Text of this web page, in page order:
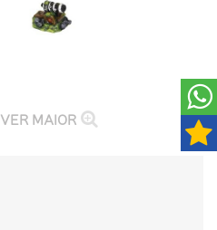
VER MAIOR